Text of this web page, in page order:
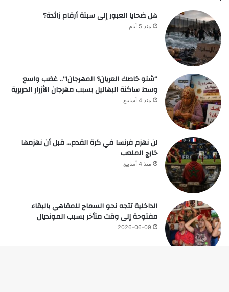
هل ضحايا العبور إلى سبتة أرقام زائدة؟
منذ 5 أيام
“شنو خاصك العريان؟ المهرجان!”.. غضب واسع
وسط ساكنة البهاليل بسبب مهرجان الأزرار الحريرية
منذ 4 أسابيع
لن نهزم فرنسا في كرة القدم… قبل أن نهزمها
خارج الملعب
منذ 4 أسابيع
الداخلية تتجه نحو السماح للمقاهي بالبقاء
مفتوحة إلى وقت متأخر بسبب المونديال
2026-06-09